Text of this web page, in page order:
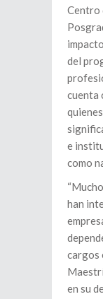
Centro
del
cuenta
e
como
han
cargos
en su